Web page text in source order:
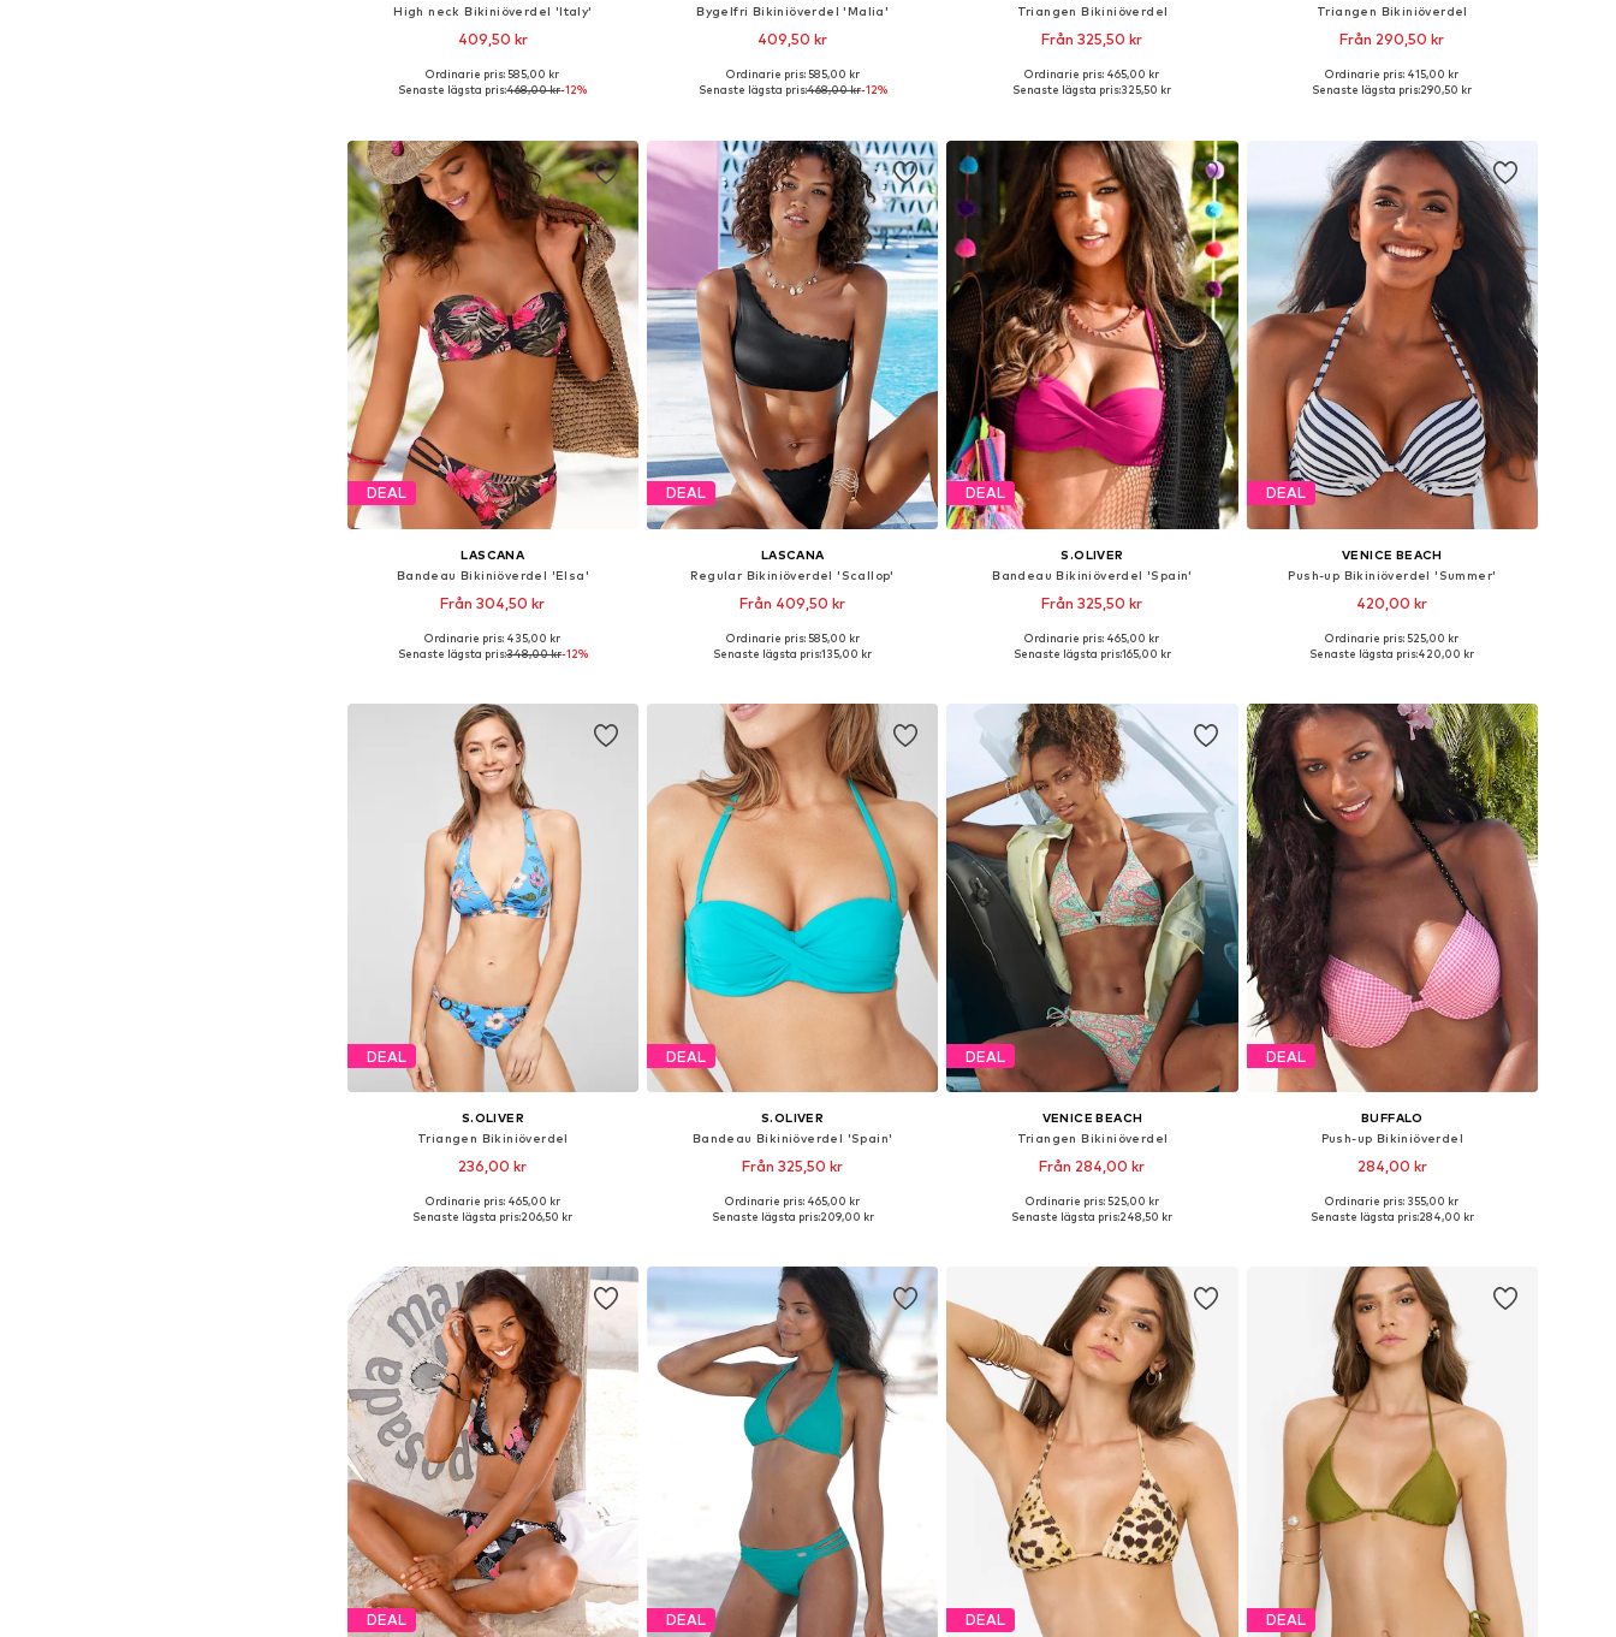
High neck Bikiniöverdel 'Italy'
409,50 kr
Tillgängliga storlekar: 60, 65, 70, 80
Ordinarie pris: 585,00 kr
Senaste lägsta pris:468,00 kr-12%
Bygelfri Bikiniöverdel 'Malia'
409,50 kr
Tillgängliga storlekar: 60, 70, 75, 85
Ordinarie pris: 585,00 kr
Senaste lägsta pris:468,00 kr-12%
Triangen Bikiniöverdel
Från 325,50 kr
Tillgänglig i många storlekar
Ordinarie pris: 465,00 kr
Senaste lägsta pris:325,50 kr
Triangen Bikiniöverdel
Från 290,50 kr
Tillgänglig i många storlekar
Ordinarie pris: 415,00 kr
Senaste lägsta pris:290,50 kr
DEAL
LASCANA
Bandeau Bikiniöverdel 'Elsa'
Från 304,50 kr
Tillgängliga storlekar: 60 A, 65 A, 65 B, 65 E
Ordinarie pris: 435,00 kr
Senaste lägsta pris:348,00 kr-12%
DEAL
LASCANA
Regular Bikiniöverdel 'Scallop'
Från 409,50 kr
Ordinarie pris: 585,00 kr
Senaste lägsta pris:135,00 kr
DEAL
S.OLIVER
Bandeau Bikiniöverdel 'Spain'
Från 325,50 kr
+3
Tillgänglig i många storlekar
Ordinarie pris: 465,00 kr
Senaste lägsta pris:165,00 kr
DEAL
VENICE BEACH
Push-up Bikiniöverdel 'Summer'
420,00 kr
Ordinarie pris: 525,00 kr
Senaste lägsta pris:420,00 kr
DEAL
S.OLIVER
Triangen Bikiniöverdel
236,00 kr
Ordinarie pris: 465,00 kr
Senaste lägsta pris:206,50 kr
DEAL
S.OLIVER
Bandeau Bikiniöverdel 'Spain'
Från 325,50 kr
+3
Tillgänglig i många storlekar
Ordinarie pris: 465,00 kr
Senaste lägsta pris:209,00 kr
DEAL
VENICE BEACH
Triangen Bikiniöverdel
Från 284,00 kr
Ordinarie pris: 525,00 kr
Senaste lägsta pris:248,50 kr
DEAL
BUFFALO
Push-up Bikiniöverdel
284,00 kr
Tillgängliga storlekar: 60 A
Ordinarie pris: 355,00 kr
Senaste lägsta pris:284,00 kr
DEAL DEAL DEAL DEAL